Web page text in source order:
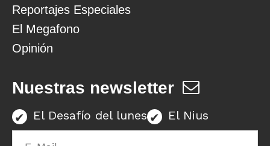
Reportajes Especiales
El Megafono
Opinión
Nuestras newsletter
El Desafío del lunes El Nius